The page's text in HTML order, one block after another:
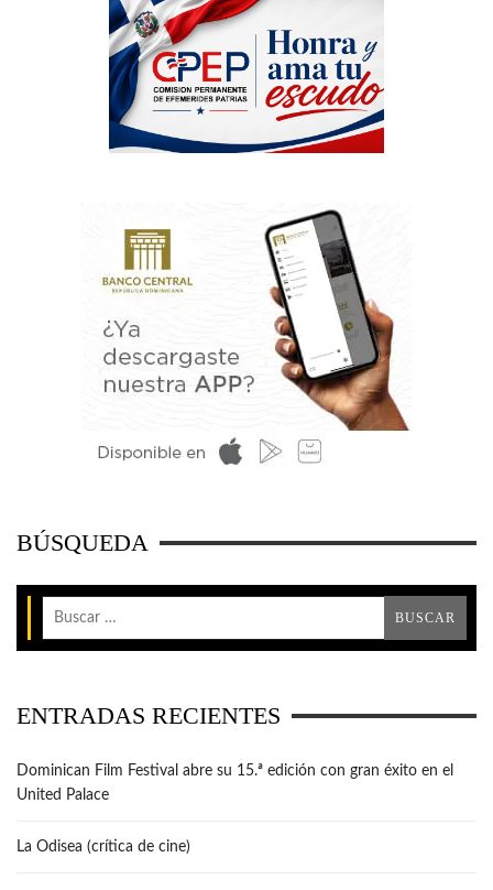
BÚSQUEDA
ENTRADAS RECIENTES
Dominican Film Festival abre su 15.ª edición con gran éxito en el
United Palace
La Odisea (crítica de cine)